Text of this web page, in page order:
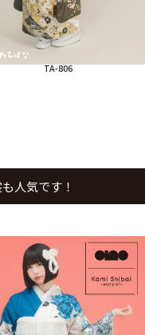
TA-806
人気です！